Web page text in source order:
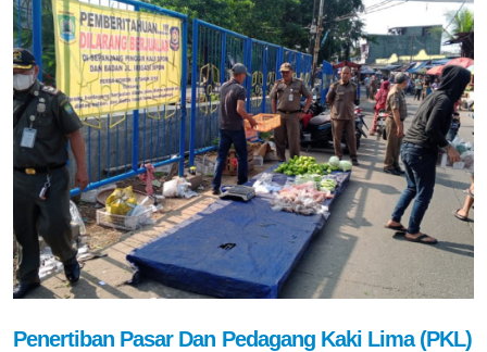
Penertiban Pasar Dan Pedagang Kaki Lima (PKL)